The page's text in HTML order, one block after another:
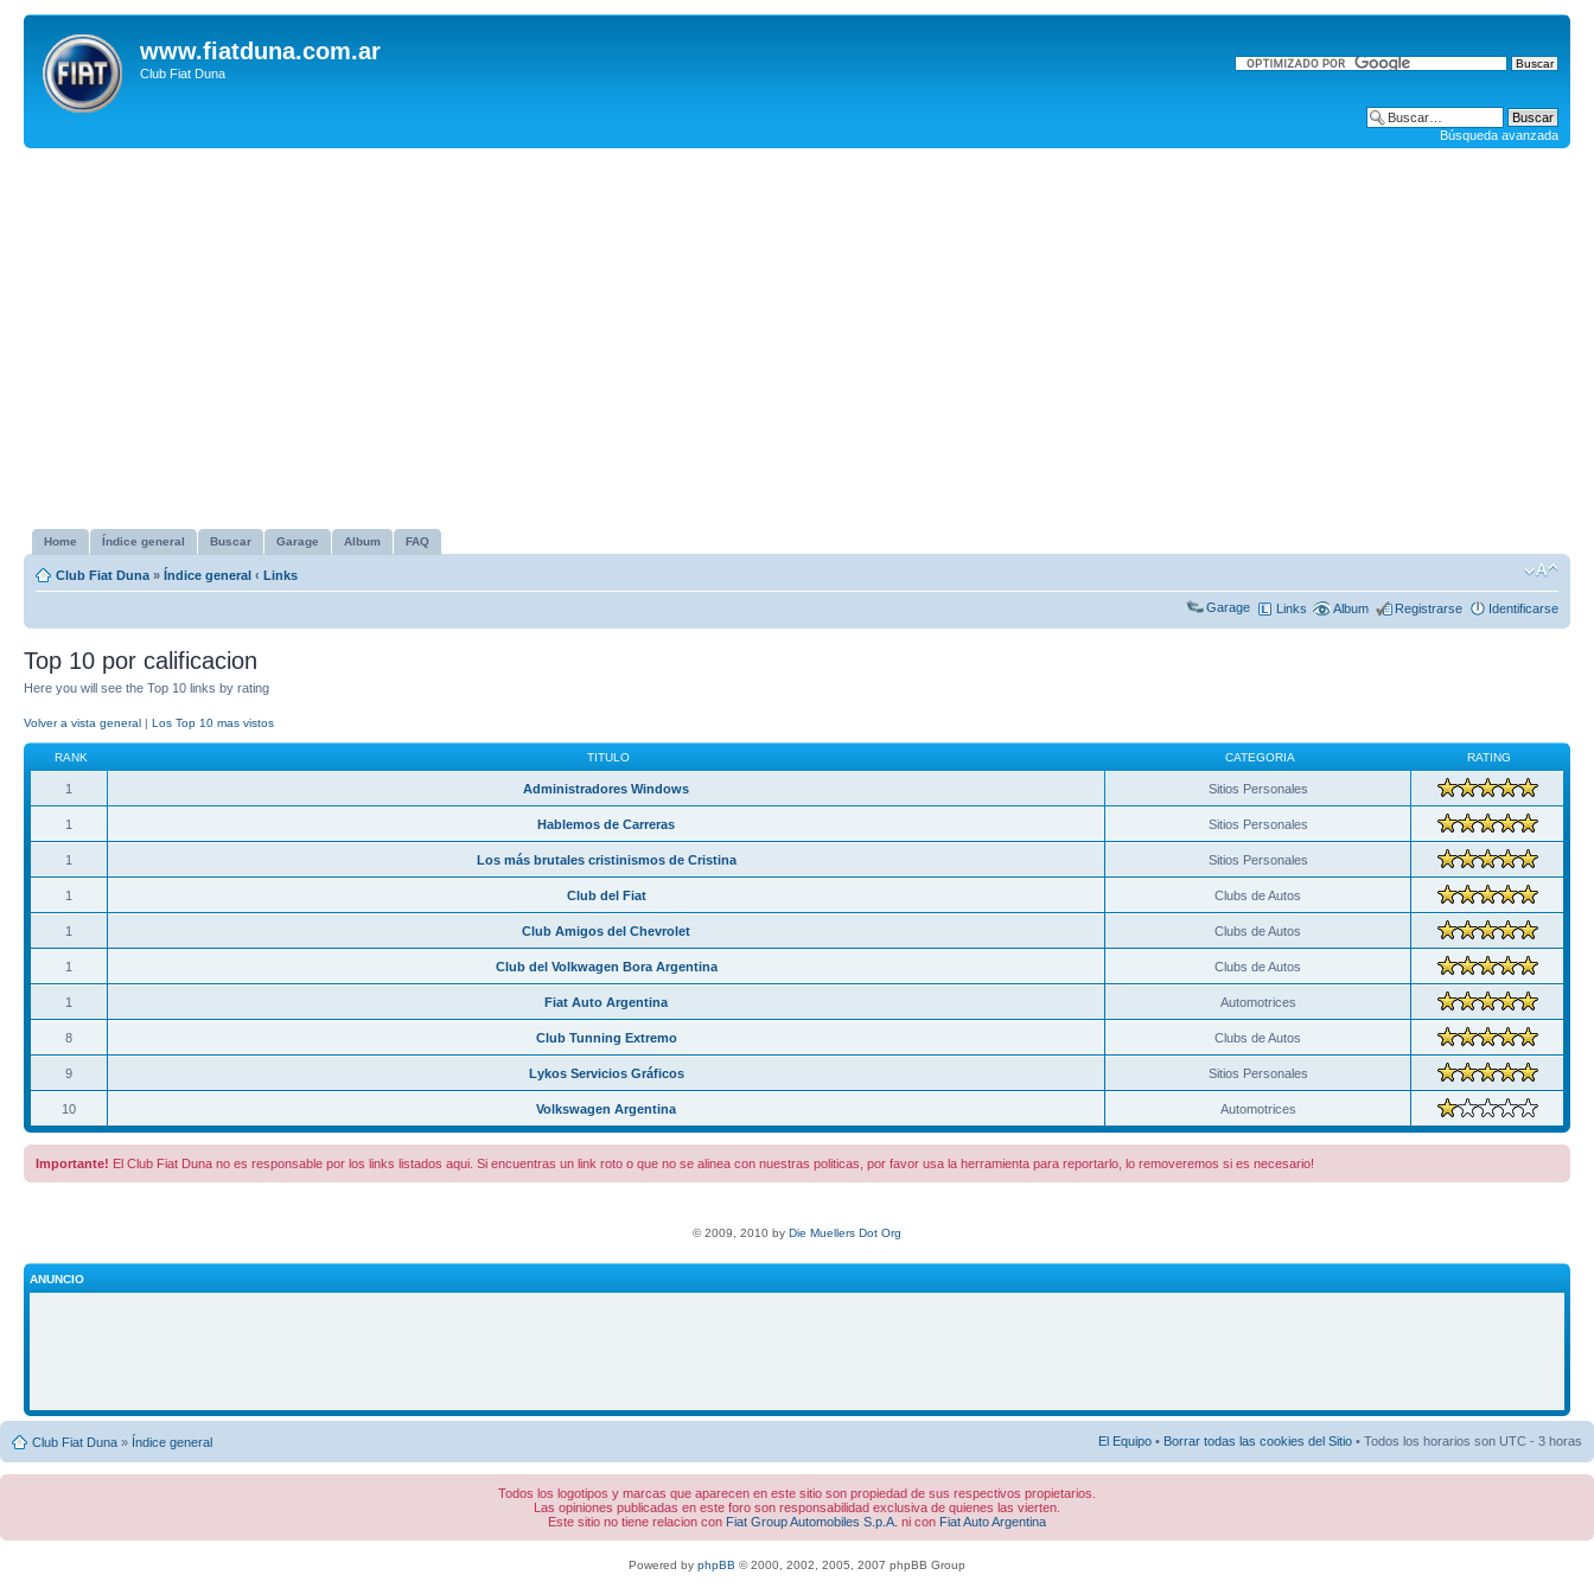
www.fiatduna.com.ar
Club Fiat Duna
Búsqueda avanzada
Home Índice general Buscar Garage Album FAQ
Club Fiat Duna » Índice general ‹ Links
Garage Links Album Registrarse Identificarse
Top 10 por calificacion
Here you will see the Top 10 links by rating
Volver a vista general | Los Top 10 mas vistos
RANK TITULO CATEGORIA RATING
1 Administradores Windows Sitios Personales
1 Hablemos de Carreras Sitios Personales
1 Los más brutales cristinismos de Cristina Sitios Personales
1 Club del Fiat Clubs de Autos
1 Club Amigos del Chevrolet Clubs de Autos
1 Club del Volkwagen Bora Argentina Clubs de Autos
1 Fiat Auto Argentina Automotrices
8 Club Tunning Extremo Clubs de Autos
9 Lykos Servicios Gráficos Sitios Personales
10 Volkswagen Argentina Automotrices
Importante! El Club Fiat Duna no es responsable por los links listados aqui. Si encuentras un link roto o que no se alinea con nuestras politicas, por favor usa la herramienta para reportarlo, lo removeremos si es necesario!
© 2009, 2010 by Die Muellers Dot Org
ANUNCIO
Club Fiat Duna » Índice general El Equipo • Borrar todas las cookies del Sitio • Todos los horarios son UTC - 3 horas
Todos los logotipos y marcas que aparecen en este sitio son propiedad de sus respectivos propietarios.
Las opiniones publicadas en este foro son responsabilidad exclusiva de quienes las vierten.
Este sitio no tiene relacion con Fiat Group Automobiles S.p.A. ni con Fiat Auto Argentina
Powered by phpBB © 2000, 2002, 2005, 2007 phpBB Group